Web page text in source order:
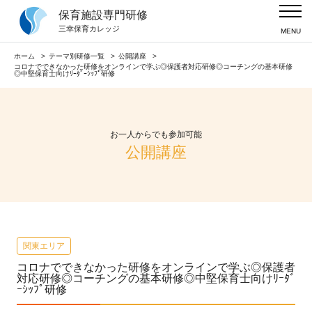
保育施設専門研修
三幸保育カレッジ MENU
当社の強み
テーマ別研修一覧
導入実績
採用情報
ホーム テーマ別研修一覧
公開講座
コロナでできなかった研修をオンラインで学ぶ◎保護者対応研修◎コーチングの基本研修
◎中堅保育士向けﾘｰﾀﾞｰｼｯﾌﾟ研修
お一人からでも参加可能
公開講座
関東エリア
コロナでできなかった研修をオンラインで学ぶ◎保護者
対応研修◎コーチングの基本研修◎中堅保育士向けﾘｰﾀﾞ
ｰｼｯﾌﾟ研修